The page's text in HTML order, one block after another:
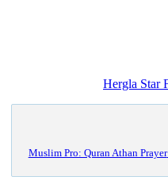
التطبيق المميز والضروري لكل مسلم Muslim Pro: Quran Athan Prayer